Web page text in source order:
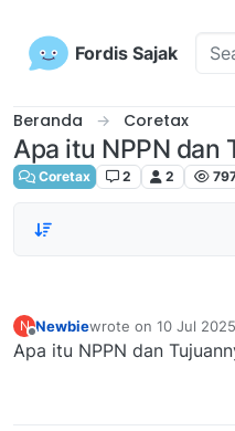
Fordis Sajak
Beranda Coretax
Apa itu NPPN dan
Coretax 2 2
N
Offline
Newbiewrote on 10 Jul
last edited by
Apa itu NPPN dan